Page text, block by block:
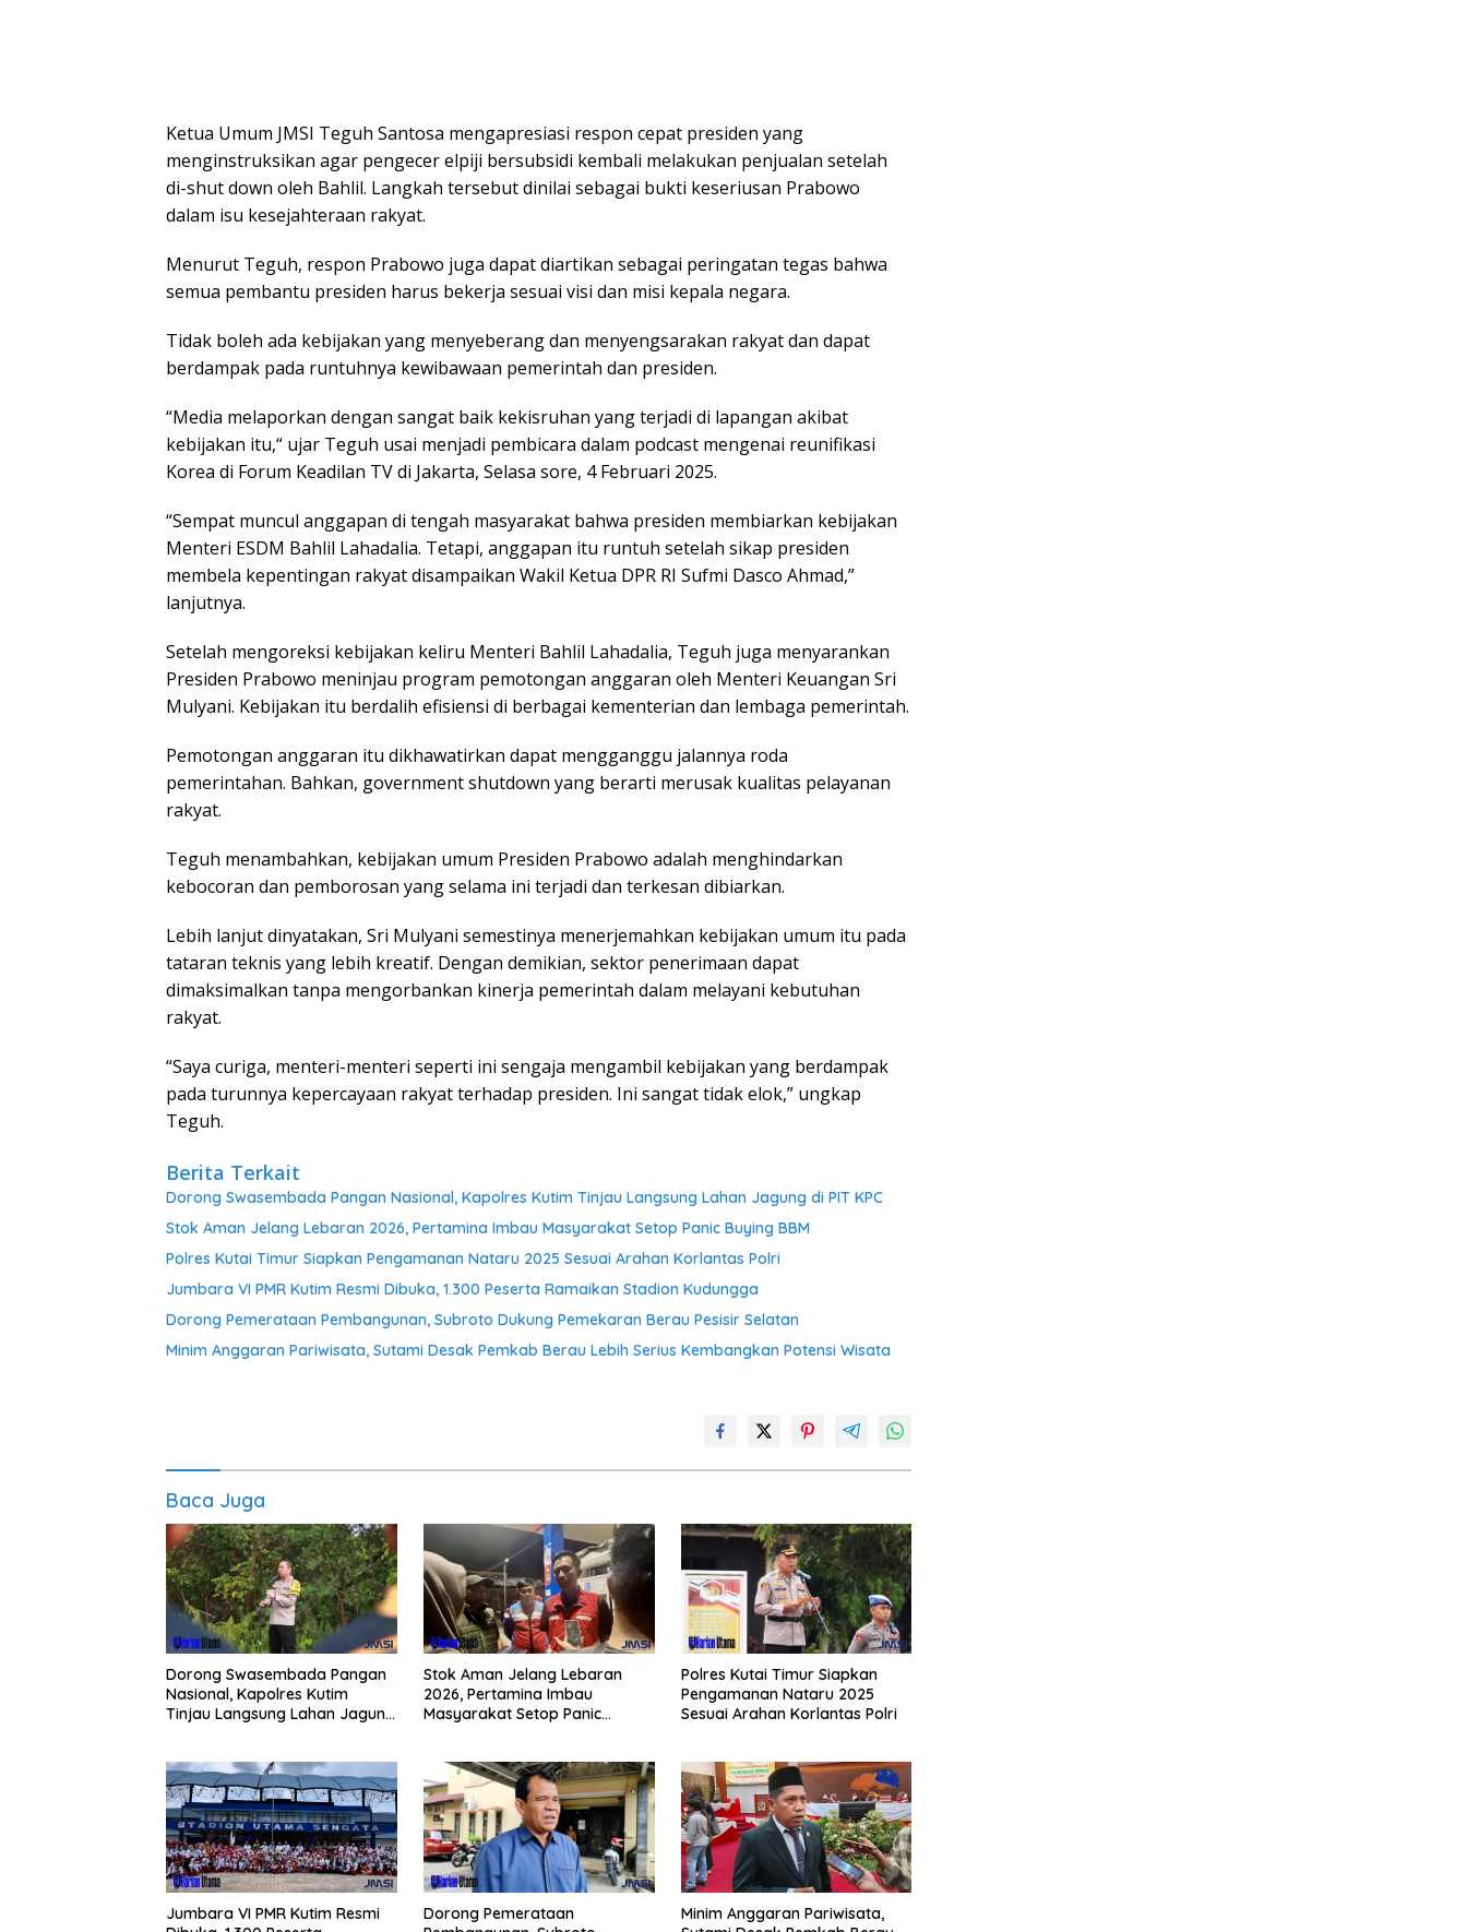
Ketua Umum JMSI Teguh Santosa mengapresiasi respon cepat presiden yang
menginstruksikan agar pengecer elpiji bersubsidi kembali melakukan penjualan setelah
di-shut down oleh Bahlil. Langkah tersebut dinilai sebagai bukti keseriusan Prabowo
dalam isu kesejahteraan rakyat.
Menurut Teguh, respon Prabowo juga dapat diartikan sebagai peringatan tegas bahwa
semua pembantu presiden harus bekerja sesuai visi dan misi kepala negara.
Tidak boleh ada kebijakan yang menyeberang dan menyengsarakan rakyat dan dapat
berdampak pada runtuhnya kewibawaan pemerintah dan presiden.
“Media melaporkan dengan sangat baik kekisruhan yang terjadi di lapangan akibat
kebijakan itu,“ ujar Teguh usai menjadi pembicara dalam podcast mengenai reunifikasi
Korea di Forum Keadilan TV di Jakarta, Selasa sore, 4 Februari 2025.
“Sempat muncul anggapan di tengah masyarakat bahwa presiden membiarkan kebijakan
Menteri ESDM Bahlil Lahadalia. Tetapi, anggapan itu runtuh setelah sikap presiden
membela kepentingan rakyat disampaikan Wakil Ketua DPR RI Sufmi Dasco Ahmad,”
lanjutnya.
Setelah mengoreksi kebijakan keliru Menteri Bahlil Lahadalia, Teguh juga menyarankan
Presiden Prabowo meninjau program pemotongan anggaran oleh Menteri Keuangan Sri
Mulyani. Kebijakan itu berdalih efisiensi di berbagai kementerian dan lembaga pemerintah.
Pemotongan anggaran itu dikhawatirkan dapat mengganggu jalannya roda
pemerintahan. Bahkan, government shutdown yang berarti merusak kualitas pelayanan
rakyat.
Teguh menambahkan, kebijakan umum Presiden Prabowo adalah menghindarkan
kebocoran dan pemborosan yang selama ini terjadi dan terkesan dibiarkan.
Lebih lanjut dinyatakan, Sri Mulyani semestinya menerjemahkan kebijakan umum itu pada
tataran teknis yang lebih kreatif. Dengan demikian, sektor penerimaan dapat
dimaksimalkan tanpa mengorbankan kinerja pemerintah dalam melayani kebutuhan
rakyat.
“Saya curiga, menteri-menteri seperti ini sengaja mengambil kebijakan yang berdampak
pada turunnya kepercayaan rakyat terhadap presiden. Ini sangat tidak elok,” ungkap
Teguh.
Berita Terkait
Dorong Swasembada Pangan Nasional, Kapolres Kutim Tinjau Langsung Lahan Jagung di PIT KPC
Stok Aman Jelang Lebaran 2026, Pertamina Imbau Masyarakat Setop Panic Buying BBM
Polres Kutai Timur Siapkan Pengamanan Nataru 2025 Sesuai Arahan Korlantas Polri
Jumbara VI PMR Kutim Resmi Dibuka, 1.300 Peserta Ramaikan Stadion Kudungga
Dorong Pemerataan Pembangunan, Subroto Dukung Pemekaran Berau Pesisir Selatan
Minim Anggaran Pariwisata, Sutami Desak Pemkab Berau Lebih Serius Kembangkan Potensi Wisata
Baca Juga
Dorong Swasembada Pangan
Nasional, Kapolres Kutim
Tinjau Langsung Lahan Jagung
Stok Aman Jelang Lebaran
2026, Pertamina Imbau
Masyarakat Setop Panic
Polres Kutai Timur Siapkan
Pengamanan Nataru 2025
Sesuai Arahan Korlantas Polri
Jumbara VI PMR Kutim Resmi
Dorong Pemerataan
Minim Anggaran Pariwisata,